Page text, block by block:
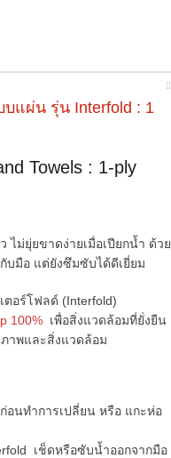
แผ่น รุ่น Interfold : 1
Towels : 1-ply
ม่ยุ่ยขาดง่ายเมื่อเปียกน้ำ ด้วย
มือ แต่ยังซึมซับได้ดีเยี่ยม
อร์โฟลด์ (Interfold)
100% เพื่อสิ่งแวดล้อมที่ยั่งยืน
าพและสิ่งแวดล้อม
นทำการเปลี่ยน หรือ แกะห่อ
เช็ดหรือซับน้ำออกจากมือ